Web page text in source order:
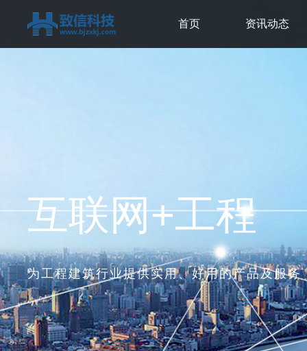
首页 资讯动态
互联网+工程
为工程建筑行业提供实用、好用的产品及服